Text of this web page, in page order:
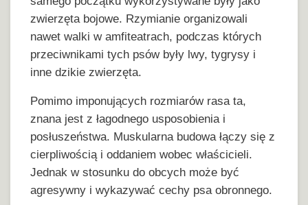
zwierzęta bojowe. Rzymianie organizowali
nawet walki w amfiteatrach, podczas których
przeciwnikami tych psów były lwy, tygrysy i
inne dzikie zwierzęta.
Pomimo imponujących rozmiarów rasa ta,
znana jest z łagodnego usposobienia i
posłuszeństwa. Muskularna budowa łączy się z
cierpliwością i oddaniem wobec właścicieli.
Jednak w stosunku do obcych może być
agresywny i wykazywać cechy psa obronnego.